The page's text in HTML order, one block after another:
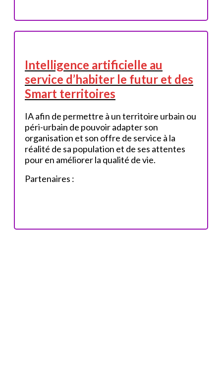
Intelligence artificielle au
service d’habiter le futur et des
Smart territoires
IA afin de permettre à un territoire urbain ou
péri-urbain de pouvoir adapter son
organisation et son offre de service à la
réalité de sa population et de ses attentes
pour en améliorer la qualité de vie.
Partenaires :